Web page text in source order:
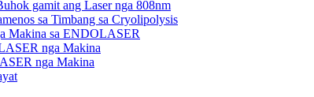
gamit ang Laser nga 808nm
sa Timbang sa Cryolipolysis
Makina sa ENDOLASER
nga Makina
nga Makina